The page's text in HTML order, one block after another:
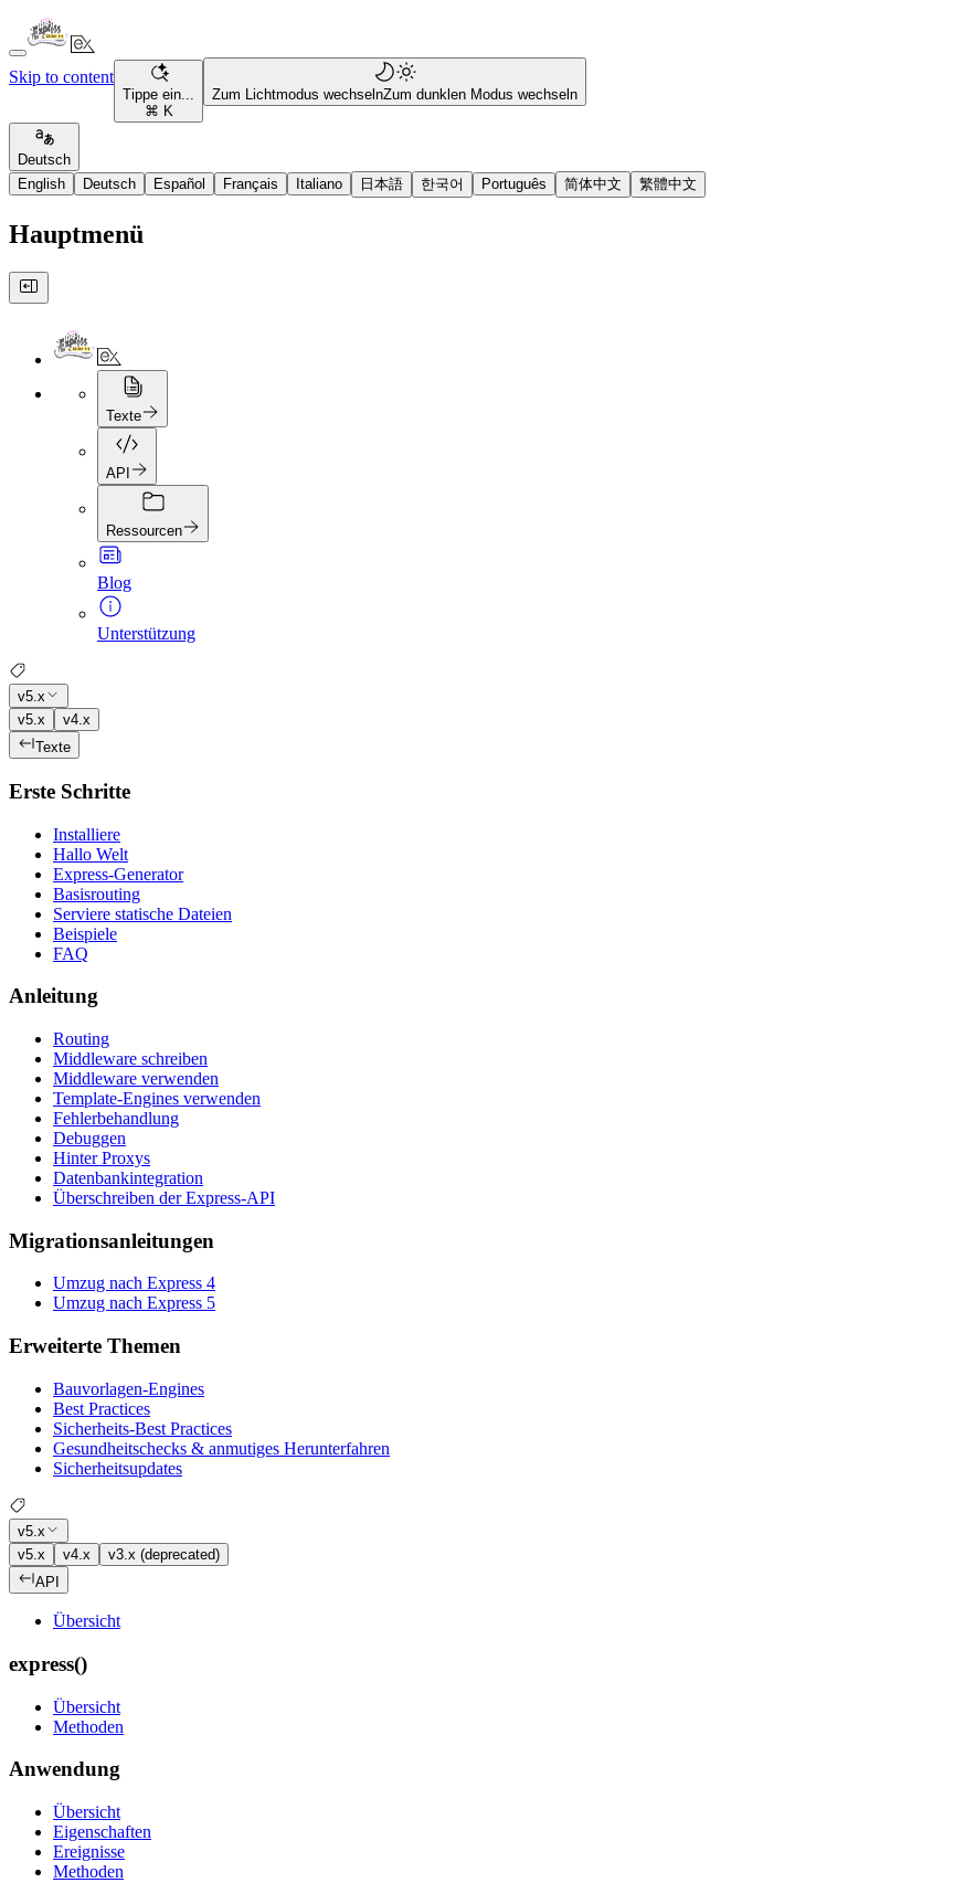
Skip to content
Tippe ein...
⌘ K
Zum Lichtmodus wechselnZum dunklen Modus wechseln
Deutsch
English
Deutsch Español Français Italiano 日本語 한국어 Português 简体中文 繁體中文
Hauptmenü
Texte
API
Ressourcen
Blog
Unterstützung
v5.x
v5.x
v4.x
Texte
Erste Schritte
Installiere
Hallo Welt
Express-Generator
Basisrouting
Serviere statische Dateien
Beispiele
FAQ
Anleitung
Routing
Middleware schreiben
Middleware verwenden
Template-Engines verwenden
Fehlerbehandlung
Debuggen
Hinter Proxys
Datenbankintegration
Überschreiben der Express-API
Migrationsanleitungen
Umzug nach Express 4
Umzug nach Express 5
Erweiterte Themen
Bauvorlagen-Engines
Best Practices
Sicherheits-Best Practices
Gesundheitschecks & anmutiges Herunterfahren
Sicherheitsupdates
v5.x
v5.x
v4.x
v3.x (deprecated)
API
Übersicht
express()
Übersicht
Methoden
Anwendung
Übersicht
Eigenschaften
Ereignisse
Methoden